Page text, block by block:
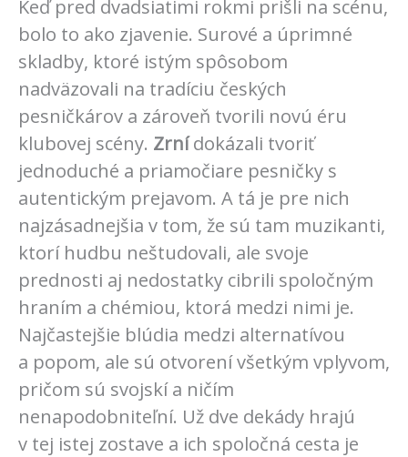
Keď pred dvadsiatimi rokmi prišli na scénu,
bolo to ako zjavenie. Surové a úprimné
skladby, ktoré istým spôsobom
nadväzovali na tradíciu českých
pesničkárov a zároveň tvorili novú éru
klubovej scény. Zrnídokázali tvoriť
jednoduché a priamočiare pesničky s
autentickým prejavom. A tá je pre nich
najzásadnejšia v tom, že sú tam muzikanti,
ktorí hudbu neštudovali, ale svoje
prednosti aj nedostatky cibrili spoločným
hraním a chémiou, ktorá medzi nimi je.
Najčastejšie blúdia medzi alternatívou
a popom, ale sú otvorení všetkým vplyvom,
pričom sú svojskí a ničím
nenapodobniteľní. Už dve dekády hrajú
v tej istej zostave a ich spoločná cesta je